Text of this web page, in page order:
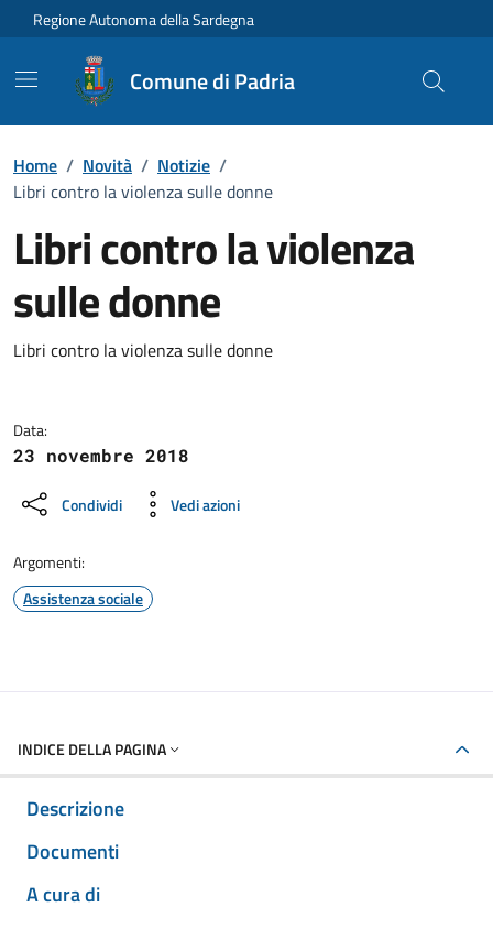
Vai ai contenuti
Vai al Footer
Regione Autonoma della Sardegna
Comune di Padria
Home / Novità / Notizie /
Libri contro la violenza sulle donne
Libri contro la violenza
sulle donne
Dettagli della notizia
Libri contro la violenza sulle donne
Data:
23 novembre 2018
Condividi Vedi azioni
Argomenti:
Assistenza sociale
INDICE DELLA PAGINA
Descrizione
Documenti
A cura di